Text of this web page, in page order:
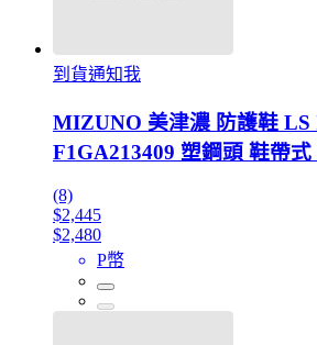
到貨通知我
MIZUNO 美津濃 防護鞋
F1GA213409 塑鋼頭 鞋帶
(8)
$2,445
$2,480
P幣